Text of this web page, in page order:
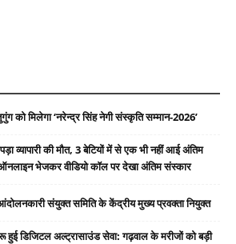
को मिलेगा ‘नरेन्द्र सिंह नेगी संस्कृति सम्मान-2026’
व्यापारी की मौत, 3 बेटियों में से एक भी नहीं आई अंतिम
भेजकर वीडियो कॉल पर देखा अंतिम संस्कार
संयुक्त समिति के केंद्रीय मुख्य प्रवक्ता नियुक्त
डिजिटल अल्ट्रासाउंड सेवा: गढ़वाल के मरीजों को बड़ी